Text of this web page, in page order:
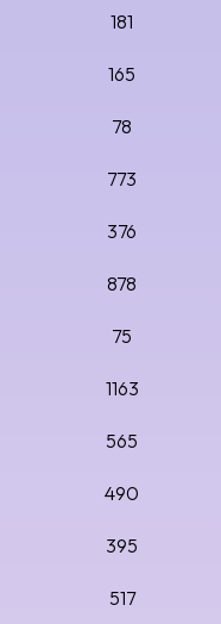
181
165
78
773
376
878
75
1163
565
490
395
517